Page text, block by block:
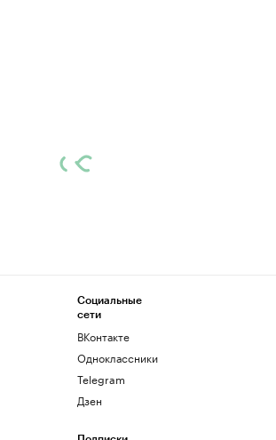
Социальные
сети
ВКонтакте
Одноклассники
Telegram
Дзен